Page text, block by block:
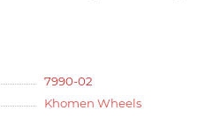
7990-02
Khomen Wheels